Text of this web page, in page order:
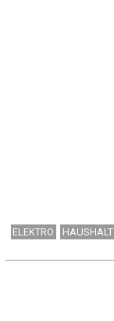
ELEKTRO HAUSHALT